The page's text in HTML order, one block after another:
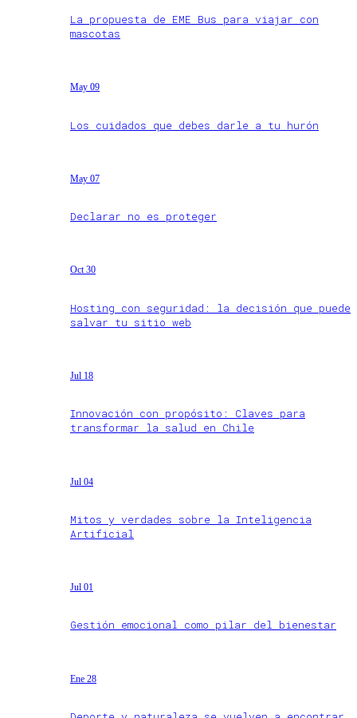
La propuesta de EME Bus para viajar con
mascotas
May 09
Los cuidados que debes darle a tu hurón
May 07
Declarar no es proteger
Oct 30
Hosting con seguridad: la decisión que puede
salvar tu sitio web
Jul 18
Innovación con propósito: Claves para
transformar la salud en Chile
Jul 04
Mitos y verdades sobre la Inteligencia
Artificial
Jul 01
Gestión emocional como pilar del bienestar
Ene 28